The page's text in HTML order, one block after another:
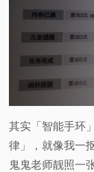
其实「智能手环
律」，就像我一
鬼鬼老师靓照一